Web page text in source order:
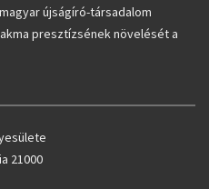
újságíró-társadalom
presztízsének növelését a
21000